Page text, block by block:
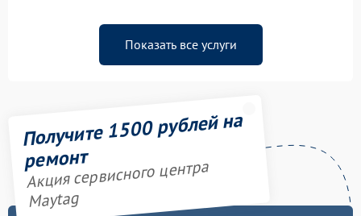
Показать все услуги
Получите 1500 рублей на
ремонт
Акция сервисного центра
Maytag